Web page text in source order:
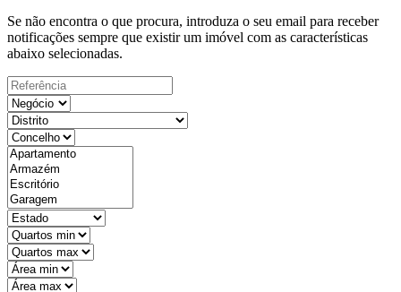
Se não encontra o que procura, introduza o seu email para receber
notificações sempre que existir um imóvel com as características
abaixo selecionadas.